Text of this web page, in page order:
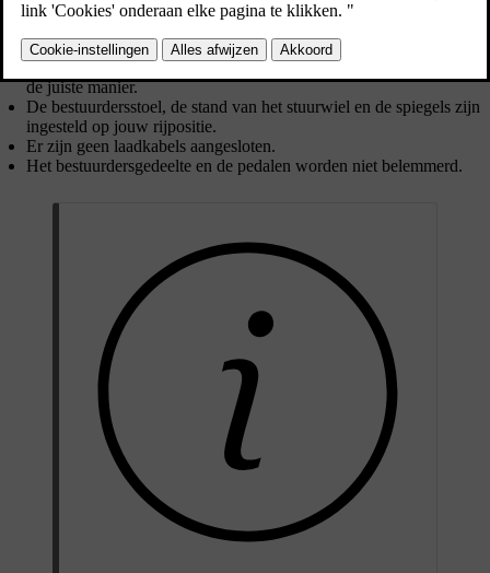
Controleer altijd het volgende voordat je wegrijdt:
Alle portieren en de achterklep zijn gesloten.
Alle inzittenden zitten goed en dragen hun veiligheidsgordel op
de juiste manier.
De bestuurdersstoel, de stand van het stuurwiel en de spiegels zijn
ingesteld op jouw rijpositie.
Er zijn geen laadkabels aangesloten.
Het bestuurdersgedeelte en de pedalen worden niet belemmerd.